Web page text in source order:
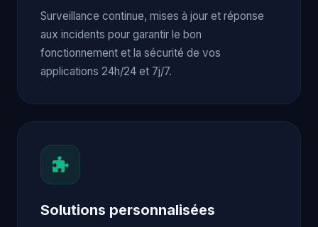
Surveillance continue, mises à jour et réponse
aux incidents pour garantir le bon
fonctionnement et la sécurité de vos
applications 24h/24 et 7j/7.
Solutions personnalisées